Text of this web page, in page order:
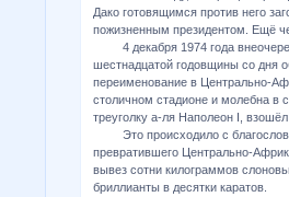
Дако готовящимся против него
пожизненным президентом. Ещё
4 декабря 1974 года
шестнадцатой годовщины со дня
переименование в Центрально-
столичном стадионе и молебна в
треуголку а-ля Наполеон I,
Это происходило с
превратившего Центрально-
вывез сотни килограммов
бриллианты в десятки каратов.